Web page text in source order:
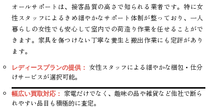
オールサポートは、接客品質の高さで知られる業者です。特に女
性スタッフによるきめ細やかなサポート体制が整っており、一人
暮らしの女性でも安心して室内での荷造り作業を任せることがで
きます。家具を傷つけない丁寧な養生と搬出作業にも定評があり
ます。
レディースプランの提供： 女性スタッフによる細やかな梱包・仕分
けサービスが選択可能。
幅広い買取対応： 家電だけでなく、趣味の品や雑貨など他社で断ら
れやすい品目も積極的に査定。